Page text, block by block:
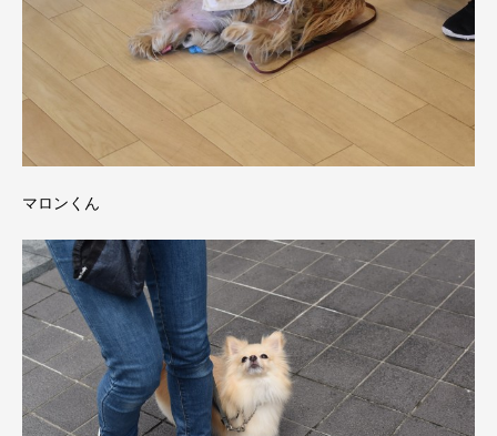
マロンくん